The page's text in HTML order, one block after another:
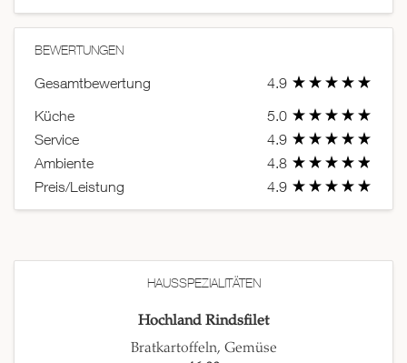
BEWERTUNGEN
Gesamtbewertung
4.9
Küche
5.0
Service
4.9
Ambiente
4.8
Preis/Leistung
4.9
HAUSSPEZIALITÄTEN
Hochland Rindsfilet
Bratkartoffeln, Gemüse